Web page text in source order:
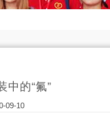
中的“氟”
09-10